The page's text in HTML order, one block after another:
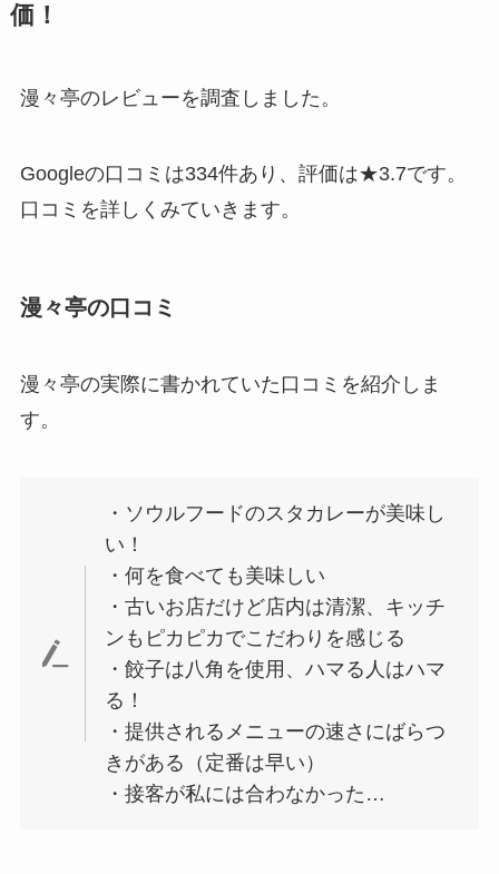
価！
漫々亭のレビューを調査しました。
Googleの口コミは334件あり、評価は★3.7です。
口コミを詳しくみていきます。
漫々亭の口コミ
漫々亭の実際に書かれていた口コミを紹介しま
す。
・ソウルフードのスタカレーが美味し
い！
・何を食べても美味しい
・古いお店だけど店内は清潔、キッチ
ンもピカピカでこだわりを感じる
・餃子は八角を使用、ハマる人はハマ
る！
・提供されるメニューの速さにばらつ
きがある（定番は早い）
・接客が私には合わなかった…